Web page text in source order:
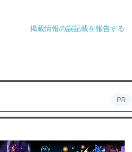
掲載情報の誤記載を報告する
PR